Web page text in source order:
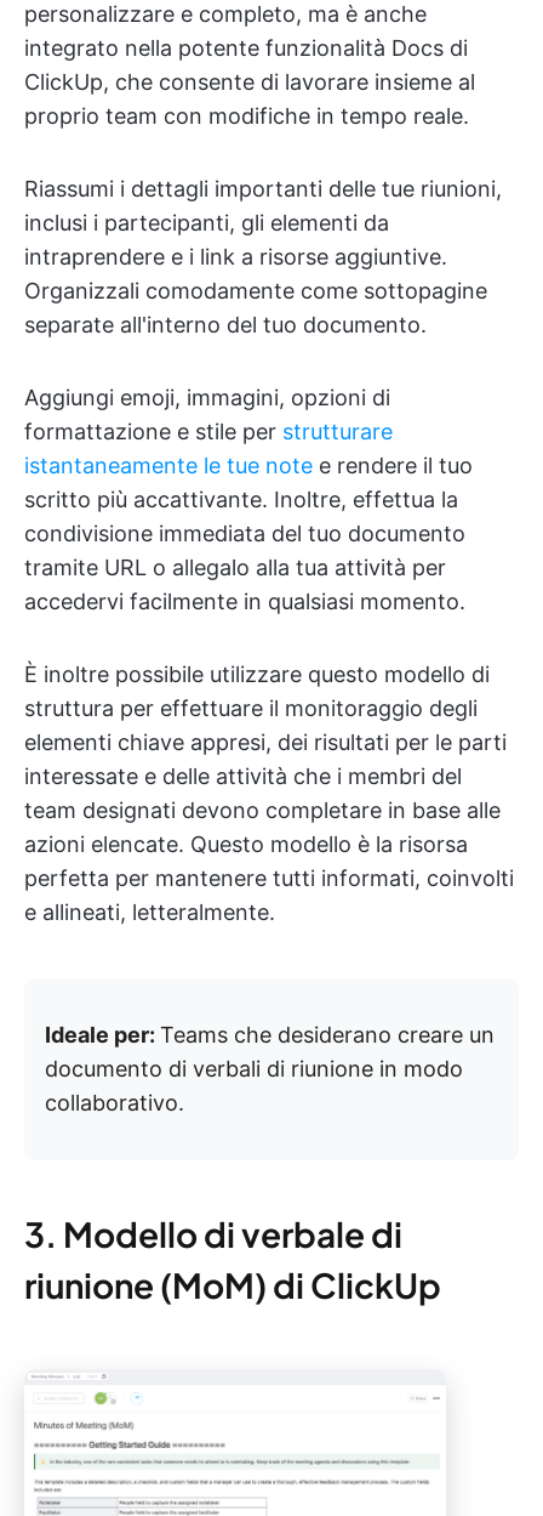
personalizzare e completo, ma è anche
integrato nella potente funzionalità Docs di
ClickUp, che consente di lavorare insieme al
proprio team con modifiche in tempo reale.
Riassumi i dettagli importanti delle tue riunioni,
inclusi i partecipanti, gli elementi da
intraprendere e i link a risorse aggiuntive.
Organizzali comodamente come sottopagine
separate all'interno del tuo documento.
Aggiungi emoji, immagini, opzioni di
formattazione e stile per strutturare
istantaneamente le tue note e rendere il tuo
scritto più accattivante. Inoltre, effettua la
condivisione immediata del tuo documento
tramite URL o allegalo alla tua attività per
accedervi facilmente in qualsiasi momento.
È inoltre possibile utilizzare questo modello di
struttura per effettuare il monitoraggio degli
elementi chiave appresi, dei risultati per le parti
interessate e delle attività che i membri del
team designati devono completare in base alle
azioni elencate. Questo modello è la risorsa
perfetta per mantenere tutti informati, coinvolti
e allineati, letteralmente.
Ideale per: Teams che desiderano creare un
documento di verbali di riunione in modo
collaborativo.
3. Modello di verbale di
riunione (MoM) di ClickUp